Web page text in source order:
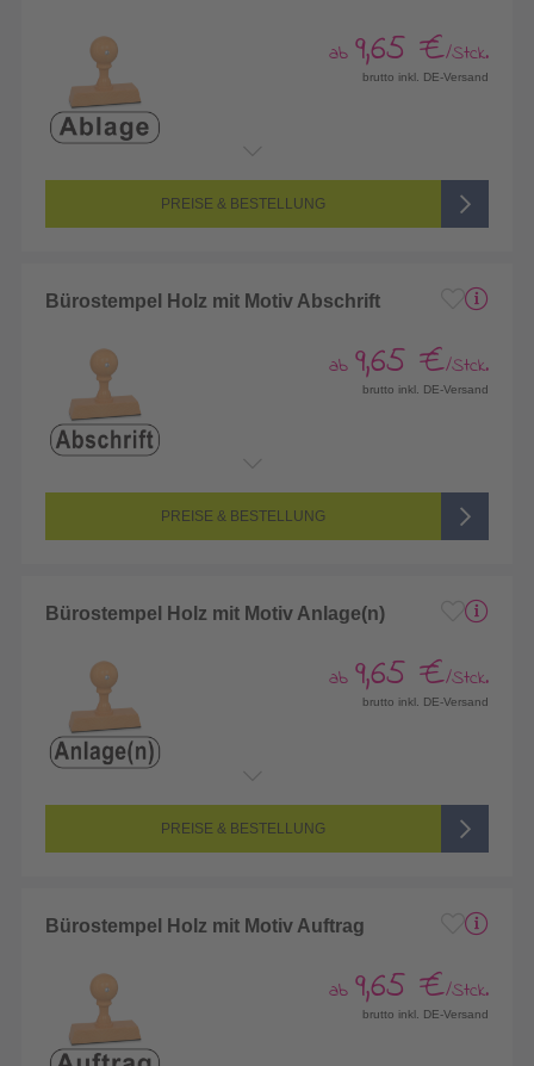
ab 9,65 €/Stck.
brutto inkl. DE-Versand
PREISE & BESTELLUNG
Bürostempel Holz mit Motiv Abschrift
ab 9,65 €/Stck.
brutto inkl. DE-Versand
PREISE & BESTELLUNG
Bürostempel Holz mit Motiv Anlage(n)
ab 9,65 €/Stck.
brutto inkl. DE-Versand
PREISE & BESTELLUNG
Bürostempel Holz mit Motiv Auftrag
ab 9,65 €/Stck.
brutto inkl. DE-Versand